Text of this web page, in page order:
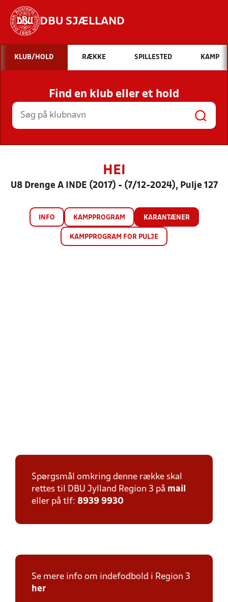
DBU SJÆLLAND
Hvad vil du søge efter?
INDHOLD OG NYHEDER
STILLINGER, RESULTATER, KLUBBER OG
HOLD
KLUB/HOLD RÆKKE SPILLESTED KAMP
Find en klub eller et hold
HEI
U8 Drenge A INDE (2017) - (7/12-2024), Pulje 127
INFO KAMPPROGRAM KARANTÆNER
KAMPPROGRAM FOR PULJE
Spørgsmål omkring denne række skal
rettes til DBU Jylland Region 3 på mail
eller på tlf: 8939 9930
Se mere info om indefodbold i Region 3
her